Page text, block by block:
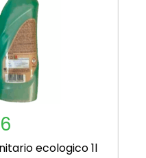
ecologico 1l